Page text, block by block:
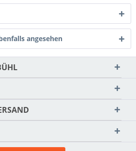
angesehen